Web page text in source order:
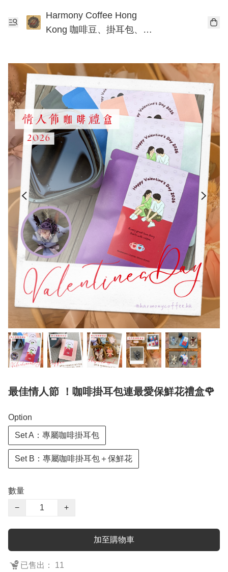
Harmony Coffee Hong
Kong 咖啡豆、掛耳包、手
最佳情人節 ！咖啡掛耳包連最愛保鮮花禮盒🌹
Option
Set A：專屬咖啡掛耳包
Set B：專屬咖啡掛耳包＋保鮮花
數量
−
+
加至購物車
已售出： 11